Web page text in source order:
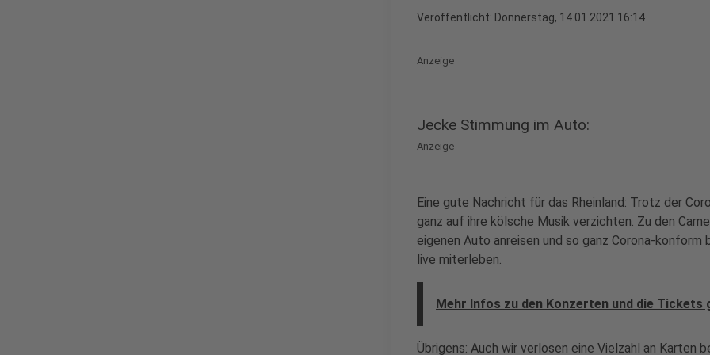
Veröffentlicht: Donnerstag, 14.01.2021 16:14
Anzeige
Jecke Stimmung im Auto:
Anzeige
Eine gute Nachricht für das Rheinland: Trotz der
ganz auf ihre kölsche Musik verzichten. Zu den
eigenen Auto anreisen und so ganz Corona-
live miterleben.
Mehr Infos zu den Konzerten und die Tickets
Übrigens: Auch wir verlosen eine Vielzahl an Karten